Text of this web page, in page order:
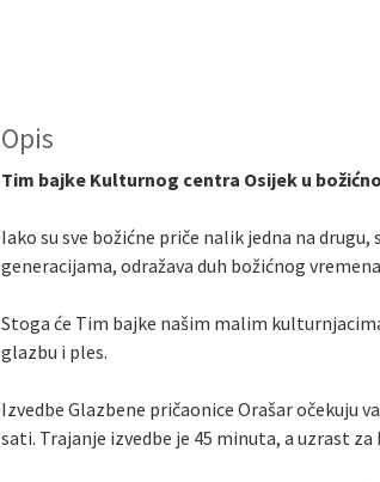
Opis
Tim bajke Kulturnog centra Osijek u
Iako su sve božićne priče nalik jedna na
generacijama, odražava duh božićnog
Stoga će Tim bajke našim malim
glazbu i ples.
Izvedbe Glazbene pričaonice Orašar očekuju
sati. Trajanje izvedbe je 45 minuta, a uzrast